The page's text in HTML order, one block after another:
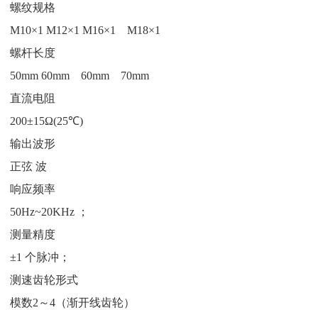
螺纹规格
M10×1 M12×1 M16×1 M18×1
螺杆长度
50mm 60mm 60mm 70mm
直流电阻
200±15Ω(25℃)
输出波形
正弦 波
响应频率
50Hz~20KHz ；
测量精度
±1 个脉冲；
测速齿轮形式
模数2～4（渐开线齿轮）